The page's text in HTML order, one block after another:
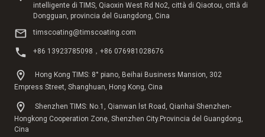
intelligente di TIMS, Qiaoxin West Rd No2, città di Qiaotou, città di
Dongguan, provincia del Guangdong, Cina
timscoating@timscoating.com
+86 13923785098，+86 076981028676
Hong Kong TIMS: 8° piano, Beihai Business Mansion, 302
Empress Street, Shanghuan, Hong Kong, Cina
Shenzhen TIMS: No.1, Qianwan lst Road, Qianhai Shenzhen-
Hongkong Cooperation Zone, Shenzhen City.Provincia del Guangdong,
Cina